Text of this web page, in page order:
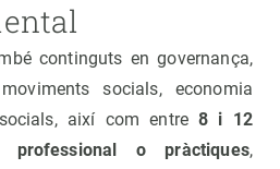
continguts en governança,
socials, economia
així com entre8 i 12
professional o pràctiques,